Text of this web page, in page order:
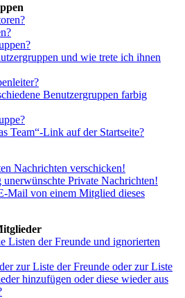
und wie trete ich ihnen
Benutzergruppen farbig
Team“-Link auf der Startseite?
Nachrichten verschicken!
unerwünschte Private Nachrichten!
Mail von einem Mitglied dieses
Listen der Freunde und ignorierten
zur Liste der Freunde oder zur Liste
hinzufügen oder diese wieder aus